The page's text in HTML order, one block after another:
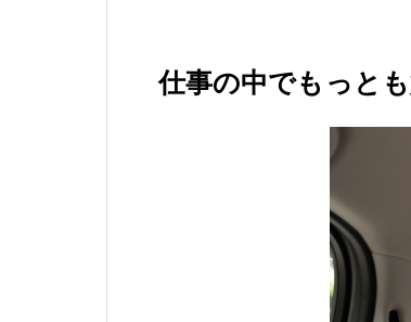
仕事の中でもっと